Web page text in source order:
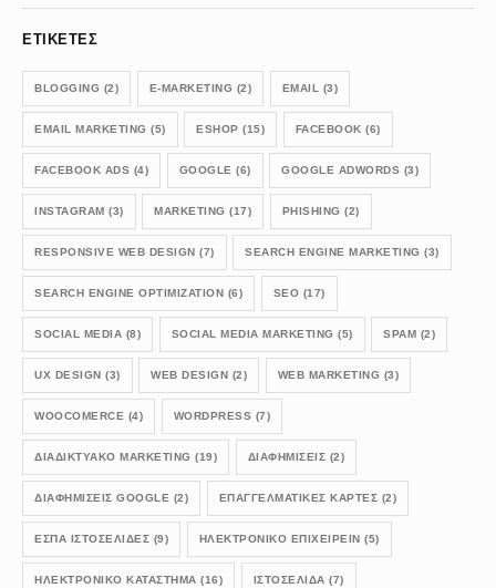
ΕΤΙΚΈΤΕΣ
BLOGGING (2) E-MARKETING (2) EMAIL (3)
EMAIL MARKETING (5) ESHOP (15) FACEBOOK (6)
FACEBOOK ADS (4) GOOGLE (6) GOOGLE ADWORDS (3)
INSTAGRAM (3) MARKETING (17) PHISHING (2)
RESPONSIVE WEB DESIGN (7) SEARCH ENGINE MARKETING (3)
SEARCH ENGINE OPTIMIZATION (6) SEO (17)
SOCIAL MEDIA (8) SOCIAL MEDIA MARKETING (5) SPAM (2)
UX DESIGN (3) WEB DESIGN (2) WEB MARKETING (3)
WOOCOMERCE (4) WORDPRESS (7)
ΔΙΑΔΙΚΤΥΑΚΟ MARKETING (19) ΔΙΑΦΗΜΙΣΕΙΣ (2)
ΔΙΑΦΗΜΙΣΕΙΣ GOOGLE (2) ΕΠΑΓΓΕΛΜΑΤΙΚΕΣ ΚΑΡΤΕΣ (2)
ΕΣΠΑ ΙΣΤΟΣΕΛΙΔΕΣ (9) ΗΛΕΚΤΡΟΝΙΚΟ ΕΠΙΧΕΙΡΕΙΝ (5)
ΗΛΕΚΤΡΟΝΙΚΟ ΚΑΤΑΣΤΗΜΑ (16) ΙΣΤΟΣΕΛΙΔΑ (7)